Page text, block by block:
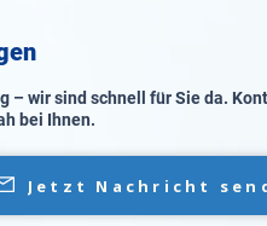
– wir sind schnell für Sie da.
bei Ihnen.
Jetzt Nachricht